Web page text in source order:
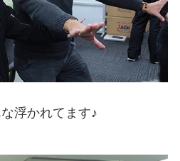
浮かれてます♪